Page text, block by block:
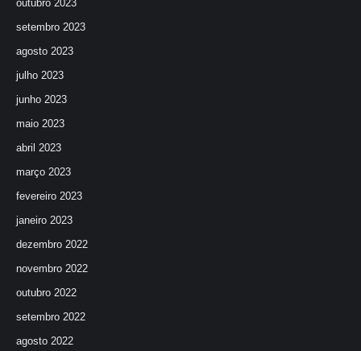
outubro 2023
setembro 2023
agosto 2023
julho 2023
junho 2023
maio 2023
abril 2023
março 2023
fevereiro 2023
janeiro 2023
dezembro 2022
novembro 2022
outubro 2022
setembro 2022
agosto 2022